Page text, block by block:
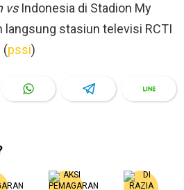
vsIndonesia di Stadion My
langsung stasiun televisi RCTI
(pssi)